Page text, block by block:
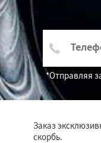
*Отправляя
Заказ
скорбь.